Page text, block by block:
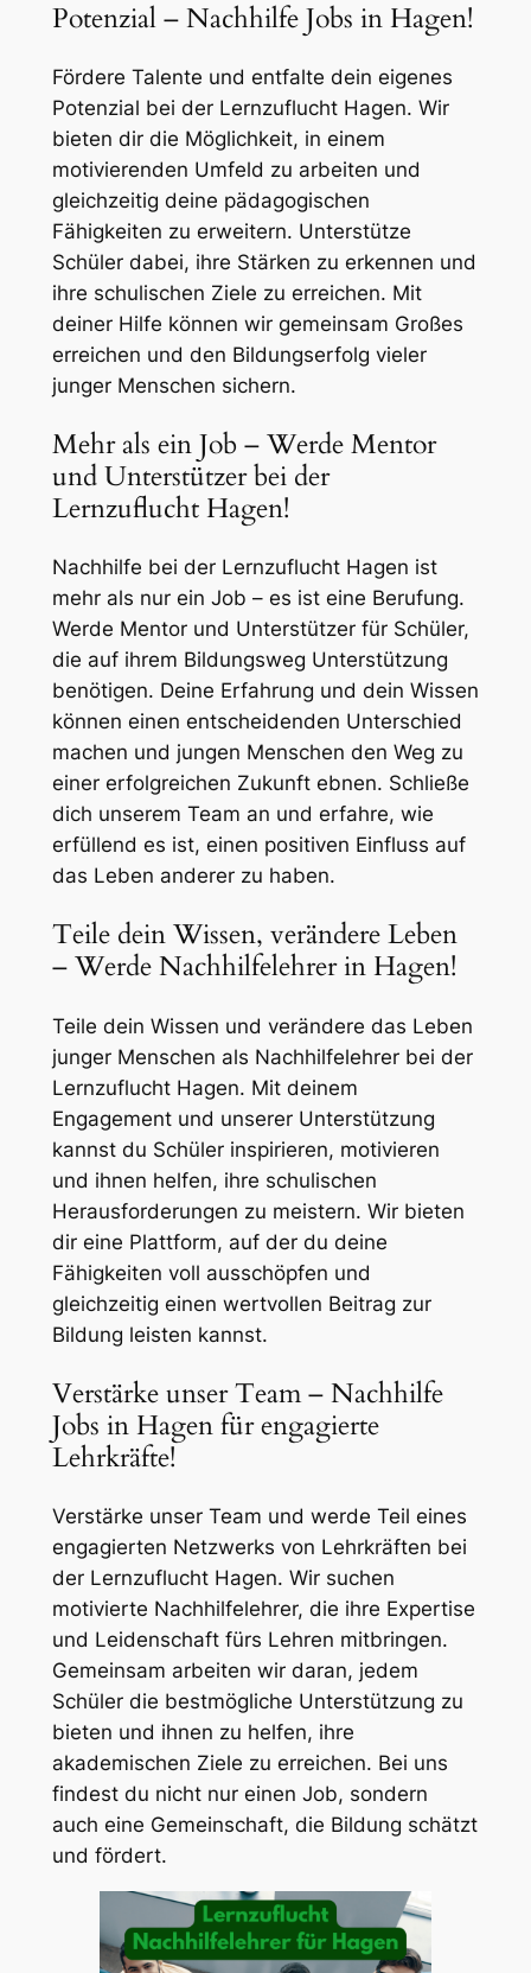
Potenzial – Nachhilfe Jobs in Hagen!
Fördere Talente und entfalte dein eigenes
Potenzial bei der Lernzuflucht Hagen. Wir
bieten dir die Möglichkeit, in einem
motivierenden Umfeld zu arbeiten und
gleichzeitig deine pädagogischen
Fähigkeiten zu erweitern. Unterstütze
Schüler dabei, ihre Stärken zu erkennen und
ihre schulischen Ziele zu erreichen. Mit
deiner Hilfe können wir gemeinsam Großes
erreichen und den Bildungserfolg vieler
junger Menschen sichern.
Mehr als ein Job – Werde Mentor
und Unterstützer bei der
Lernzuflucht Hagen!
Nachhilfe bei der Lernzuflucht Hagen ist
mehr als nur ein Job – es ist eine Berufung.
Werde Mentor und Unterstützer für Schüler,
die auf ihrem Bildungsweg Unterstützung
benötigen. Deine Erfahrung und dein Wissen
können einen entscheidenden Unterschied
machen und jungen Menschen den Weg zu
einer erfolgreichen Zukunft ebnen. Schließe
dich unserem Team an und erfahre, wie
erfüllend es ist, einen positiven Einfluss auf
das Leben anderer zu haben.
Teile dein Wissen, verändere Leben
– Werde Nachhilfelehrer in Hagen!
Teile dein Wissen und verändere das Leben
junger Menschen als Nachhilfelehrer bei der
Lernzuflucht Hagen. Mit deinem
Engagement und unserer Unterstützung
kannst du Schüler inspirieren, motivieren
und ihnen helfen, ihre schulischen
Herausforderungen zu meistern. Wir bieten
dir eine Plattform, auf der du deine
Fähigkeiten voll ausschöpfen und
gleichzeitig einen wertvollen Beitrag zur
Bildung leisten kannst.
Verstärke unser Team – Nachhilfe
Jobs in Hagen für engagierte
Lehrkräfte!
Verstärke unser Team und werde Teil eines
engagierten Netzwerks von Lehrkräften bei
der Lernzuflucht Hagen. Wir suchen
motivierte Nachhilfelehrer, die ihre Expertise
und Leidenschaft fürs Lehren mitbringen.
Gemeinsam arbeiten wir daran, jedem
Schüler die bestmögliche Unterstützung zu
bieten und ihnen zu helfen, ihre
akademischen Ziele zu erreichen. Bei uns
findest du nicht nur einen Job, sondern
auch eine Gemeinschaft, die Bildung schätzt
und fördert.